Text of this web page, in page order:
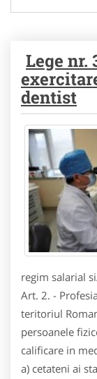
Lege nr.
dentist
regim salarial
Art. 2. -
teritoriul
persoanele
calificare in
a) cetateni ai